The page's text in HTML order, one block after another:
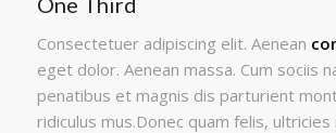
Consectetuer adipiscing elit. Aenean
eget dolor. Aenean massa. Cum sociis
penatibus et magnis dis parturient
ridiculus mus.Donec quam felis, ultricies